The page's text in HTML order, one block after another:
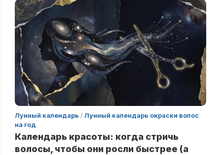
Лунный календарь /Лунный календарь окраски волос
на год
Календарь красоты: когда стричь
волосы, чтобы они росли быстрее (а